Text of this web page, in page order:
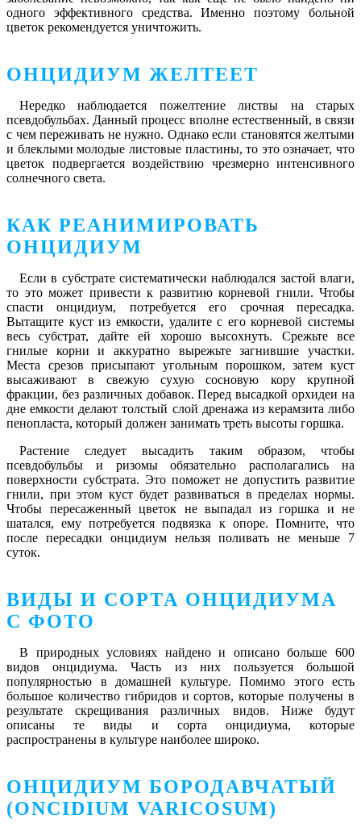
одного эффективного средства. Именно поэтому больной
цветок рекомендуется уничтожить.
ОНЦИДИУМ ЖЕЛТЕЕТ
Нередко наблюдается пожелтение листвы на старых
псевдобульбах. Данный процесс вполне естественный, в связи
с чем переживать не нужно. Однако если становятся желтыми
и блеклыми молодые листовые пластины, то это означает, что
цветок подвергается воздействию чрезмерно интенсивного
солнечного света.
КАК РЕАНИМИРОВАТЬ
ОНЦИДИУМ
Если в субстрате систематически наблюдался застой влаги,
то это может привести к развитию корневой гнили. Чтобы
спасти онцидиум, потребуется его срочная пересадка.
Вытащите куст из емкости, удалите с его корневой системы
весь субстрат, дайте ей хорошо высохнуть. Срежьте все
гнилые корни и аккуратно вырежьте загнившие участки.
Места срезов присыпают угольным порошком, затем куст
высаживают в свежую сухую сосновую кору крупной
фракции, без различных добавок. Перед высадкой орхидеи на
дне емкости делают толстый слой дренажа из керамзита либо
пенопласта, который должен занимать треть высоты горшка.
Растение следует высадить таким образом, чтобы
псевдобульбы и ризомы обязательно располагались на
поверхности субстрата. Это поможет не допустить развитие
гнили, при этом куст будет развиваться в пределах нормы.
Чтобы пересаженный цветок не выпадал из горшка и не
шатался, ему потребуется подвязка к опоре. Помните, что
после пересадки онцидиум нельзя поливать не меньше 7
суток.
ВИДЫ И СОРТА ОНЦИДИУМА
С ФОТО
В природных условиях найдено и описано больше 600
видов онцидиума. Часть из них пользуется большой
популярностью в домашней культуре. Помимо этого есть
большое количество гибридов и сортов, которые получены в
результате скрещивания различных видов. Ниже будут
описаны те виды и сорта онцидиума, которые
распространены в культуре наиболее широко.
ОНЦИДИУМ БОРОДАВЧАТЫЙ
(ONCIDIUM VARICOSUM)